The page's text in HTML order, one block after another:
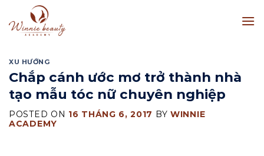
to
content
XU HƯỚNG
Chắp cánh ước mơ trở thành nhà
tạo mẫu tóc nữ chuyên nghiệp
POSTED ON 16 THÁNG 6, 2017 BYWINNIE
ACADEMY